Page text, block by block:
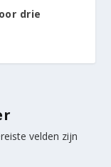
drie
velden zijn